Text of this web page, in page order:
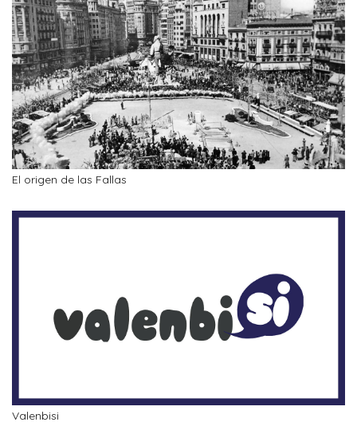
El origen de las Fallas
Valenbisi